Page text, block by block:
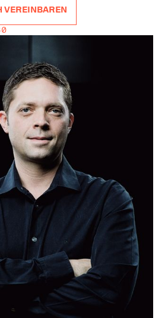
VEREINBAREN